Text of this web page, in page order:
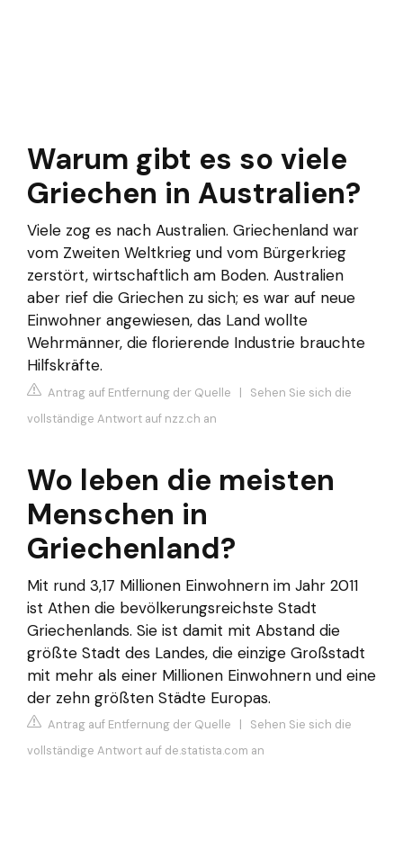
Warum gibt es so viele
Griechen in Australien?
Viele zog es nach Australien. Griechenland war
vom Zweiten Weltkrieg und vom Bürgerkrieg
zerstört, wirtschaftlich am Boden. Australien
aber rief die Griechen zu sich; es war auf neue
Einwohner angewiesen, das Land wollte
Wehrmänner, die florierende Industrie brauchte
Hilfskräfte.
Antrag auf Entfernung der Quelle | Sehen Sie sich die
vollständige Antwort auf nzz.ch an
Wo leben die meisten
Menschen in
Griechenland?
Mit rund 3,17 Millionen Einwohnern im Jahr 2011
ist Athen die bevölkerungsreichste Stadt
Griechenlands. Sie ist damit mit Abstand die
größte Stadt des Landes, die einzige Großstadt
mit mehr als einer Millionen Einwohnern und eine
der zehn größten Städte Europas.
Antrag auf Entfernung der Quelle | Sehen Sie sich die
vollständige Antwort auf de.statista.com an